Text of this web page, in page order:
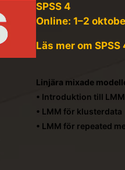
SPSS 4
Online: 1–2
Läs mer om SPSS
Linjära mixade
• Introduktion till LMM
• LMM för klusterdata
• LMM för repeated